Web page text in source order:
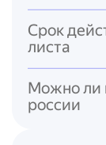
Срок действия исполнительного
листа
Можно ли иметь 2 прописки в
россии